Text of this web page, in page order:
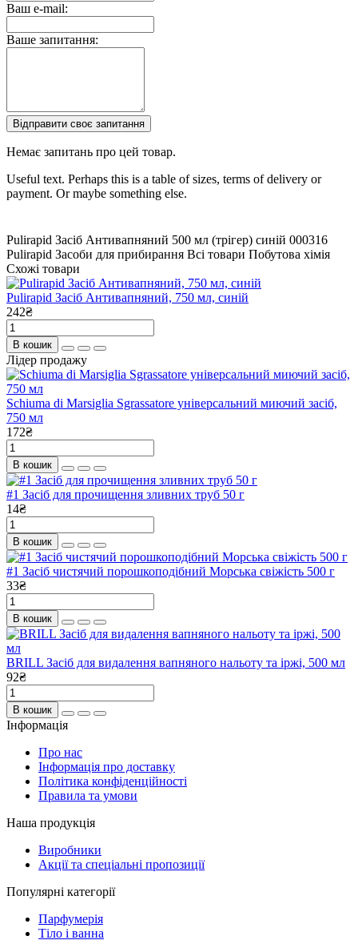
Ваш e-mail:
Ваше запитання:
Відправити своє запитання
Немає запитань про цей товар.
Useful text. Perhaps this is a table of sizes, terms of delivery or
payment. Or maybe something else.
Pulirapid Засіб Антивапняний 500 мл (трігер) синій 000316
Pulirapid Засоби для прибирання Всі товари Побутова хімія
Схожі товари
Pulirapid Засіб Антивапняний, 750 мл, синій
242₴
В кошик
Лідер продажу
Schiuma di Marsiglia Sgrassatore універсальний миючий засіб,
750 мл
172₴
В кошик
#1 Засіб для прочищення зливних труб 50 г
14₴
В кошик
#1 Засіб чистячий порошкоподібний Морська свіжість 500 г
33₴
В кошик
BRILL Засіб для видалення вапняного нальоту та іржі, 500 мл
92₴
В кошик
Інформація
Про нас
Інформація про доставку
Політика конфіденційності
Правила та умови
Наша продукція
Виробники
Акції та спеціальні пропозиції
Популярні категорії
Парфумерія
Тіло і ванна